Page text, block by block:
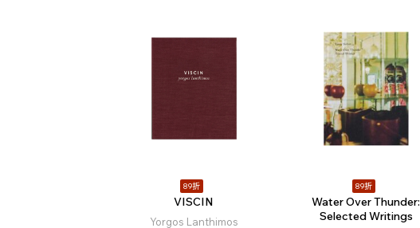
89折
VISCIN
Yorgos Lanthimos
89折
Water Over Thunder:
Selected Writings